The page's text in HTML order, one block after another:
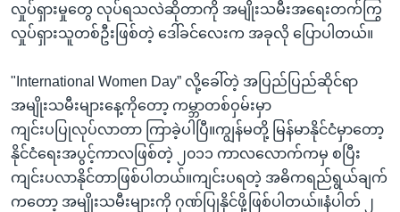
လှုပ်ရှားမှုတွေ လုပ်ရသလဲဆိုတာကို အမျိုးသမီးအရေးတက်ကြွ
လှုပ်ရှားသူတစ်ဦးဖြစ်တဲ့ ဒေါ်ခင်လေးက အခုလို ပြောပါတယ်။
"International Women Day” လို့ခေါ်တဲ့ အပြည်ပြည်ဆိုင်ရာ
အမျိုးသမီးများနေ့ကိုတော့ ကမ္ဘာတစ်ဝှမ်းမှာ
ကျင်းပပြုလုပ်လာတာ ကြာခဲ့ပါပြီ။ကျွန်မတို့ မြန်မာနိုင်ငံမှာတော့
နိုင်ငံရေးအပွင့်ကာလဖြစ်တဲ့ ၂၀၁၁ ကာလလောက်ကမှ စပြီး
ကျင်းပလာနိုင်တာဖြစ်ပါတယ်။ကျင်းပရတဲ့ အဓိကရည်ရွယ်ချက်
ကတော့ အမျိုးသမီးများကို ဂုဏ်ပြုနိုင်ဖို့ဖြစ်ပါတယ်။နံပါတ် ၂